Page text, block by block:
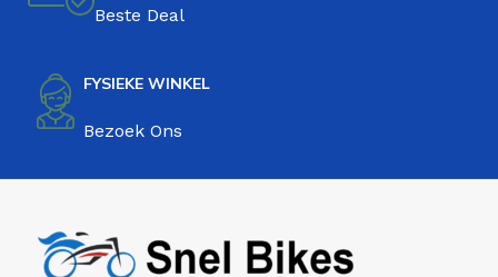
Beste Deal
FYSIEKE WINKEL
Bezoek Ons